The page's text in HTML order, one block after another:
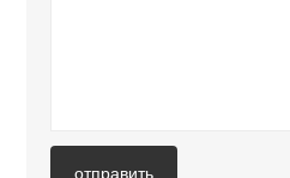
отправить